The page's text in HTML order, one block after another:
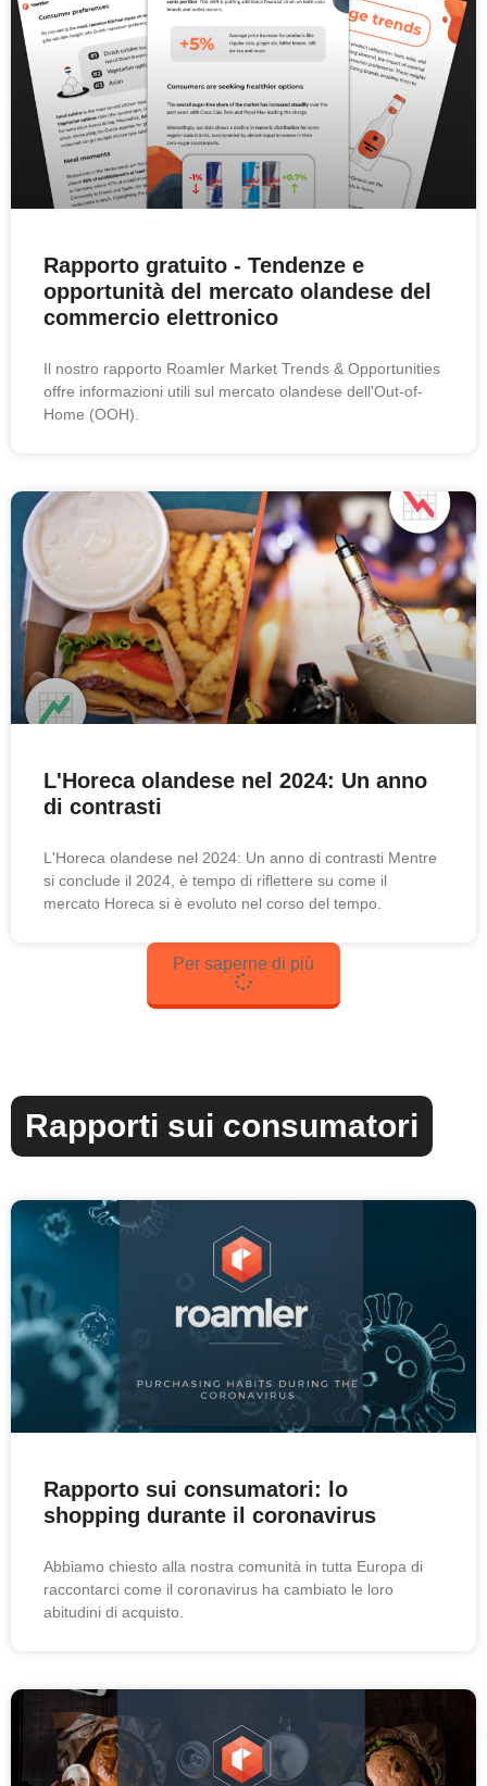
Rapporto gratuito - Tendenze e
opportunità del mercato olandese del
commercio elettronico
Il nostro rapporto Roamler Market Trends & Opportunities
offre informazioni utili sul mercato olandese dell'Out-of-
Home (OOH).
L'Horeca olandese nel 2024: Un anno
di contrasti
L'Horeca olandese nel 2024: Un anno di contrasti Mentre
si conclude il 2024, è tempo di riflettere su come il
mercato Horeca si è evoluto nel corso del tempo.
Per saperne di più
Rapporti sui consumatori
Rapporto sui consumatori: lo
shopping durante il coronavirus
Abbiamo chiesto alla nostra comunità in tutta Europa di
raccontarci come il coronavirus ha cambiato le loro
abitudini di acquisto.